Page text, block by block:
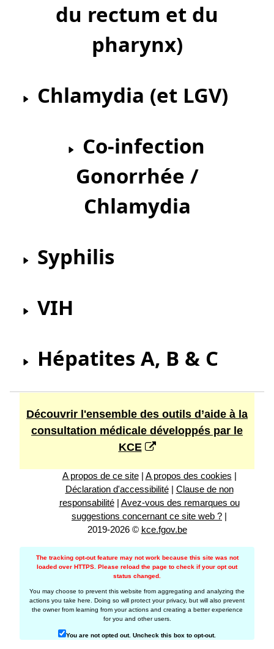
du rectum et du
pharynx)
Chlamydia (et LGV)
Gonorrhée /
Chlamydia
Syphilis
VIH
Hépatites A, B & C
Découvrir l'ensemble des outils d’aide à la
consultation médicale développés par le
KCE
A propos de ce site| A propos des cookies |
Déclaration d'accessibilité| Clause de non
responsabilité| Avez-vous des remarques ou
suggestions concernant ce site web ? |
2019-2026 © kce.fgov.be
The tracking opt-out feature may not work because this site was not
loaded over HTTPS. Please reload the page to check if your opt out
status changed.
You may choose to prevent this website from aggregating and analyzing the
actions you take here. Doing so will protect your privacy, but will also prevent
the owner from learning from your actions and creating a better experience
for you and other users.
You are not opted out. Uncheck this box to opt-out.